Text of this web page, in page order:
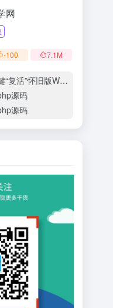
网
-100 7.1M
”怀旧版Windows
源码
源码